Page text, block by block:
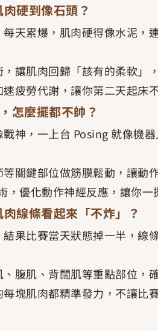
硬到像石頭？
每天累爆，肌肉硬得像水泥，
讓肌肉回歸「該有的柔軟」
疲勞代謝，讓你第二天起床
怎麼擺都不帥？
戰神，一上台 Posing 就像機
關鍵部位做筋膜鬆動，讓動
，優化動作神經反應，讓你一
線條看起來「不炸」？
結果比賽當天狀態掉一半，線
腹肌、背闊肌等重點部位，
塊肌肉都精準發力，不讓比